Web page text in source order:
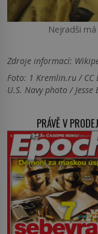
Nejradši
Zdroje informací:
Foto: 1 Kremlin.ru / CC
U.S. Navy photo / Jesse
PRÁVĚ V